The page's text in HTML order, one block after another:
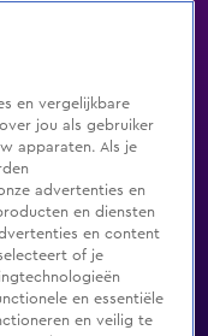
Genres
en vergelijkbare
jou als gebruiker
apparaten. Als je
advertenties en
en diensten
en content
of je
en essentiële
en veilig te